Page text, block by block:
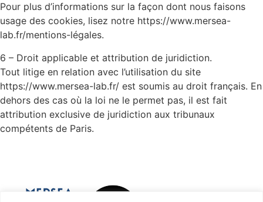
Pour plus d’informations sur la façon dont nous faisons
usage des cookies, lisez notre https://www.mersea-
lab.fr/mentions-légales.
6 – Droit applicable et attribution de juridiction.
Tout litige en relation avec l’utilisation du site
https://www.mersea-lab.fr/ est soumis au droit français. En
dehors des cas où la loi ne le permet pas, il est fait
attribution exclusive de juridiction aux tribunaux
compétents de Paris.